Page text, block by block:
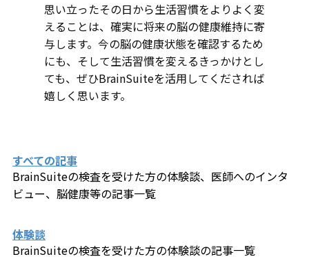
思い立ったその日から生活習慣をよりよく変
えることは、確実に将来の脳の健康維持に寄
与します。今の脳の健康状態を確認するため
にも、そして生活習慣を変えるきっかけとし
ても、ぜひBrainSuiteを活用してくだされば
嬉しく思います。
すべての記事
BrainSuiteの検査を受けた方の体験談、医師へのインタ
ビュー、​脳健康等の記事一覧
体験談
BrainSuiteの検査を受けた方の体験談の記事一覧